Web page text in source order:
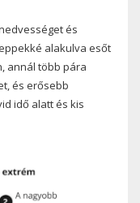
és
alakulva esőt
annál több pára
és erősebb
idő alatt és kis